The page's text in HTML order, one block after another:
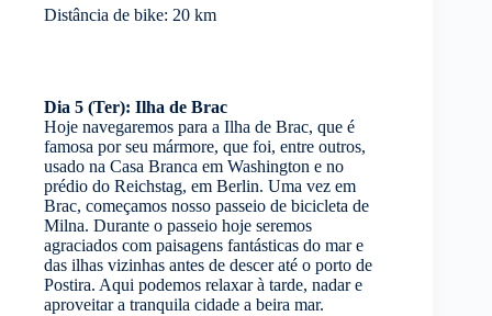
Distância de bike: 20 km
Dia 5 (Ter): Ilha de Brac
Hoje navegaremos para a Ilha de Brac, que é
famosa por seu mármore, que foi, entre outros,
usado na Casa Branca em Washington e no
prédio do Reichstag, em Berlin. Uma vez em
Brac, começamos nosso passeio de bicicleta de
Milna. Durante o passeio hoje seremos
agraciados com paisagens fantásticas do mar e
das ilhas vizinhas antes de descer até o porto de
Postira. Aqui podemos relaxar à tarde, nadar e
aproveitar a tranquila cidade a beira mar.